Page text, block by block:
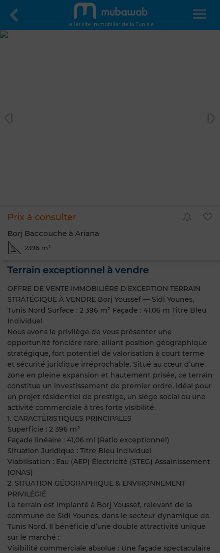
Le 1er site immobilier de la Tunisie
Prix à consulter
Borj Baccouche à Ariana
2396 m²
Terrain exceptionnel à vendre
OFFRE DE VENTE IMMOBILIÈRE D'EXCEPTION TERRAIN
STRATÉGIQUE À VENDRE Borj Youssef — Sidi Younes,
Tunis Nord Surface : 2 396 m² Façade : 41,06 m Titre Bleu
Individuel
Nous avons le privilège de vous présenter une
opportunité foncière rare, alliant position géographique
stratégique, fort potentiel de valorisation à court terme
et sécurité juridique irréprochable. Situé au cœur d’une
zone en pleine expansion et hautement prisée, ce terrain
constitue un investissement de premier ordre, idéal pour
un projet résidentiel de prestige, un siège social ou une
activité commerciale à très forte visibilité.
1. CARACTÉRISTIQUES PRINCIPALES
Superficie : 2 396 m²
Façade linéaire : 41,06 ml (Ratio exceptionnel)
Situation Juridique : Titre Bleu Individuel
Viabilisation : Eau (AEP) Électricité (STEG) Assainissement
(ONAS)
2. SITUATION GÉOGRAPHIQUE & ENVIRONNEMENT
PRIVILÉGIÉ
Le terrain est implanté à Borj Youssef, relevant de la
commune de Sidi Younes, dans le secteur dynamique de
Tunis Nord. Il bénéficie d’une double attractivité unique
sur le marché :
Visibilité commerciale absolue : Une façade spectaculaire